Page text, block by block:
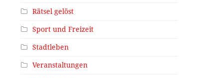
Rätsel gelöst
Sport und Freizeit
Stadtleben
Veranstaltungen